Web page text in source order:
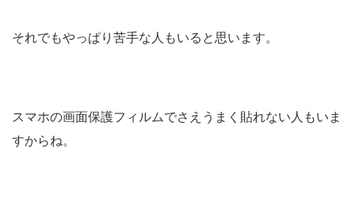
それでもやっぱり苦手な人もいると思います。
スマホの画面保護フィルムでさえうまく貼れない人もいま
すからね。